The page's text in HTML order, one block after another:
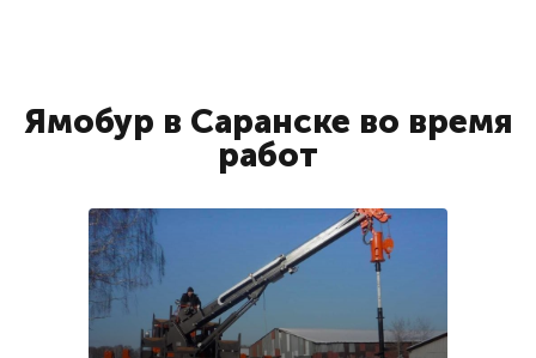
Ямобур в Саранске во время
работ